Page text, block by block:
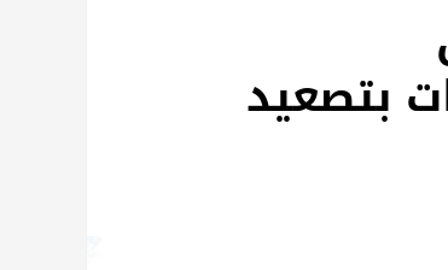
بتصعيد